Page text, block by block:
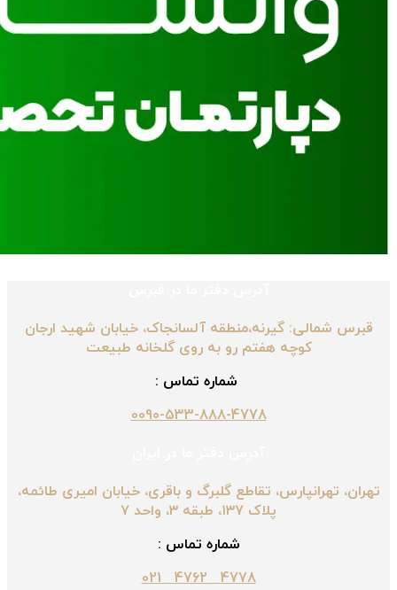
قبرس شمالی: گیرنه،منطقه آلسانجاک، خیابان شهید ارجان
کوچه هفتم رو به روی گلخانه طبیعت
شماره تماس :
0090-533-888-4778
تهران، تهرانپارس، تقاطع گلبرگ و باقری، خیابان امیری طائمه،
پلاک ۱۳۷، طبقه ۳، واحد ۷
شماره تماس :
4778 4762 021